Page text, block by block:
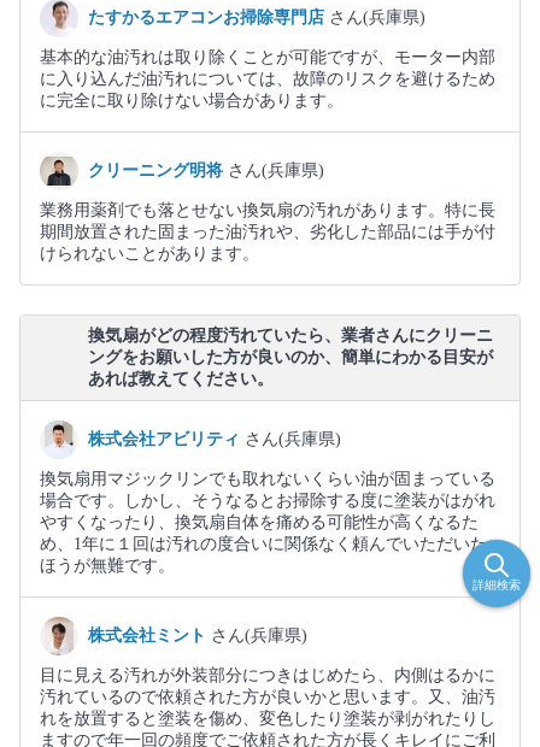
たすかるエアコンお掃除専門店 さん(兵庫県)
基本的な油汚れは取り除くことが可能ですが、モーター内部
に入り込んだ油汚れについては、故障のリスクを避けるため
に完全に取り除けない場合があります。
クリーニング明将 さん(兵庫県)
業務用薬剤でも落とせない換気扇の汚れがあります。特に長
期間放置された固まった油汚れや、劣化した部品には手が付
けられないことがあります。
換気扇がどの程度汚れていたら、業者さんにクリーニ
ングをお願いした方が良いのか、簡単にわかる目安が
あれば教えてください。
株式会社アビリティ さん(兵庫県)
換気扇用マジックリンでも取れないくらい油が固まっている
場合です。しかし、そうなるとお掃除する度に塗装がはがれ
やすくなったり、換気扇自体を痛める可能性が高くなるた
め、1年に１回は汚れの度合いに関係なく頼んでいただいた
ほうが無難です。
株式会社ミント さん(兵庫県)
目に見える汚れが外装部分につきはじめたら、内側はるかに
汚れているので依頼された方が良いかと思います。又、油汚
れを放置すると塗装を傷め、変色したり塗装が剥がれたりし
ますので年一回の頻度でご依頼された方が長くキレイにご利
詳細検索